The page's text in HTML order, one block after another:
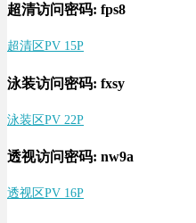
超清访问密码: fps8
超清区PV 15P
泳装访问密码: fxsy
泳装区PV 22P
透视访问密码: nw9a
透视区PV 16P